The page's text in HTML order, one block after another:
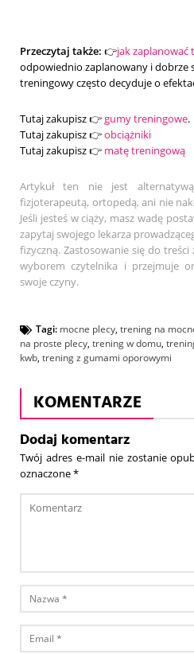
Przeczytaj także: 👉jak zaplanować
odpowiednio zaplanowany i dobrze
treningowy często decyduje o
Tutaj zakupisz 👉gumy treningowe.
Tutaj zakupisz 👉obciążniki
Tutaj zakupisz 👉 matę treningową
Artykuł ten nie jest
fizjoterapeutą, ortopedą, ani nie
Jeśli jesteś w ciąży, masz wadę
zapytaj swojego lekarza
fizyczną. Zastosowanie się do
wyborem czytelnika i przejmuje
swoje czyny.
Tagi: mocne plecy, trening na
na proste plecy, trening w domu,
kwb, trening z gumami oporowymi
KOMENTARZE
Dodaj komentarz
Twój adres e-mail nie zostanie
oznaczone*